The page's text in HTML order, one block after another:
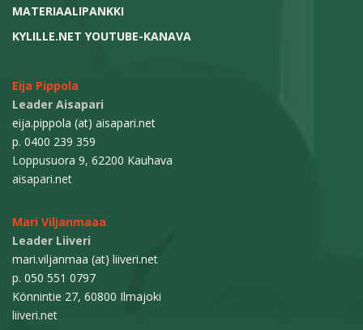
u
s
MATERIAALIPANKKI
KYLILLE.NET YOUTUBE-KANAVA
Eija Pippola
Leader Aisapari
eija.pippola (at) aisapari.net
p. 0400 239 359
Loppusuora 9, 62200 Kauhava
aisapari.net
Mari Viljanmaaa
Leader Liiveri
mari.viljanmaa (at) liiveri.net
p. 050 551 0797
Könnintie 27, 60800 Ilmajoki
liiveri.net